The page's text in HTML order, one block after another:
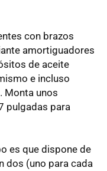
con brazos
amortiguadores
de aceite
e incluso
Monta unos
pulgadas para
es que dispone de
dos (uno para cada